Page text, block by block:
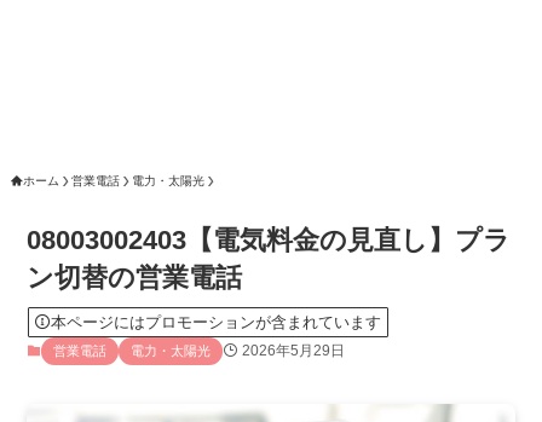
ホーム 営業電話 電力・太陽光
08003002403【電気料金の見直し】プラ
ン切替の営業電話
本ページにはプロモーションが含まれています
営業電話 電力・太陽光 2026年5月29日